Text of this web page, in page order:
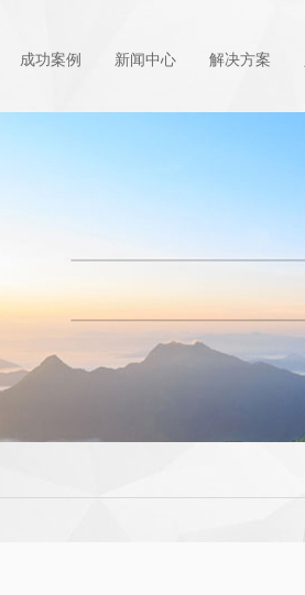
成功案例 新闻中心 解决方案